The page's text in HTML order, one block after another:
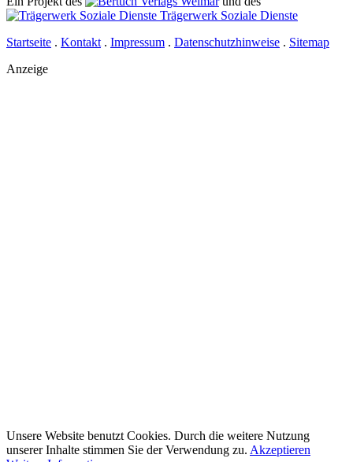
Trägerwerk Soziale Dienste
Startseite . Kontakt . Impressum . Datenschutzhinweise . Sitemap
Anzeige
Unsere Website benutzt Cookies. Durch die weitere Nutzung
unserer Inhalte stimmen Sie der Verwendung zu. Akzeptieren